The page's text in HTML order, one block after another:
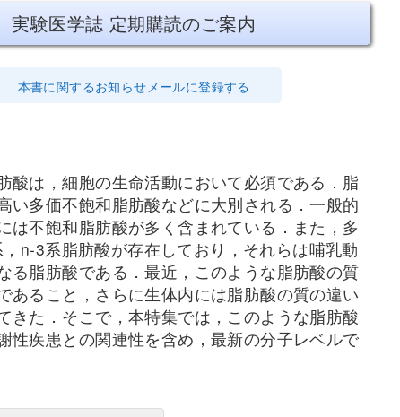
実験医学誌 定期購読のご案内
本書に関するお知らせメールに登録する
は，細胞の生命活動において必須である．脂
い多価不飽和脂肪酸などに大別される．一般的
不飽和脂肪酸が多く含まれている．また，多
n-3系脂肪酸が存在しており，それらは哺乳動
る脂肪酸である．最近，このような脂肪酸の質
ること，さらに生体内には脂肪酸の質の違い
きた．そこで，本特集では，このような脂肪酸
性疾患との関連性を含め，最新の分子レベルで